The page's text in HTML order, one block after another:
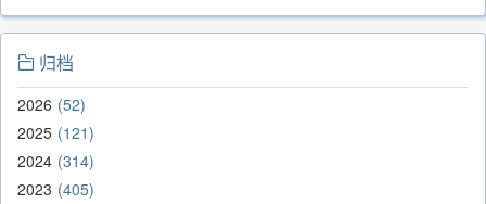
归档
2026 52
2025 121
2024 314
2023 405